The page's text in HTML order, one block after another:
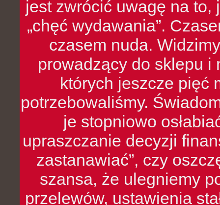
jest zwrócić uwagę na to,
„chęć wydawania”.
czasem nuda.
prowadzący do sklepu i
których jeszcze pięć
potrzebowaliśmy.
je stopniowo
upraszczanie decyzji
zastanawiać”, czy
szansa, że ulegniemy
przelewów, ustawienia